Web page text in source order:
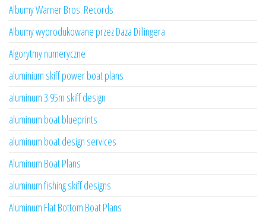
Albumy Warner Bros. Records
Albumy wyprodukowane przez Daza Dillingera
Algorytmy numeryczne
aluminium skiff power boat plans
aluminum 3.95m skiff design
aluminum boat blueprints
aluminum boat design services
Aluminum Boat Plans
aluminum fishing skiff designs
Aluminum Flat Bottom Boat Plans